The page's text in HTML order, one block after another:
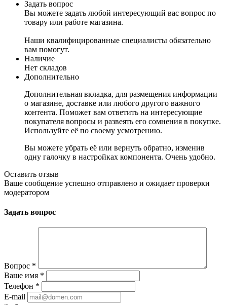
Задать вопрос
Вы можете задать любой интересующий вас вопрос по
товару или работе магазина.
Наши квалифицированные специалисты обязательно
вам помогут.
Наличие
Нет складов
Дополнительно
Дополнительная вкладка, для размещения информации
о магазине, доставке или любого другого важного
контента. Поможет вам ответить на интересующие
покупателя вопросы и развеять его сомнения в покупке.
Используйте её по своему усмотрению.
Вы можете убрать её или вернуть обратно, изменив
одну галочку в настройках компонента. Очень удобно.
Оставить отзыв
Ваше сообщение успешно отправлено и ожидает проверки
модератором
Задать вопрос
Вопрос *
Ваше имя *
Телефон *
E-mail